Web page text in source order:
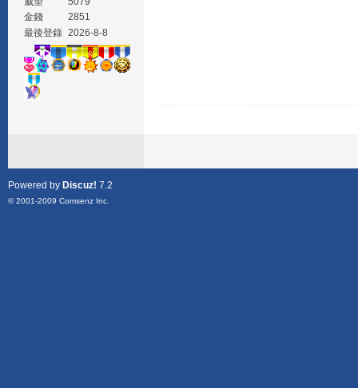
金錢
2851
最後登錄 2026-8-8
Powered by Discuz! 7.2
© 2001-2009 Comsenz Inc.